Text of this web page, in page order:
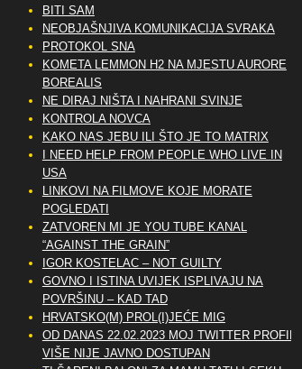
BITI SAM
NEOBJAŠNJIVA KOMUNIKACIJA SVRAKA
PROTOKOL SNA
KOMETA LEMMON H2 NA MJESTU AURORE
BOREALIS
NE DIRAJ NIŠTA I NAHRANI SVINJE
KONTROLA NOVCA
KAKO NAS JEBU ILI ŠTO JE TO MATRIX
I NEED HELP FROM PEOPLE WHO LIVE IN
USA
LINKOVI NA FILMOVE KOJE MORATE
POGLEDATI
ZATVOREN MI JE YOU TUBE KANAL
“AGAINST THE GRAIN”
IGOR KOSTELAC – NOT GUILTY
GOVNO I ISTINA UVIJEK ISPLIVAJU NA
POVRŠINU – KAD TAD
HRVATSKO(M) PROL(I)JEĆE MIG
OD DANAS 22.02.2023 MOJ TWITTER PROFIL
VIŠE NIJE JAVNO DOSTUPAN